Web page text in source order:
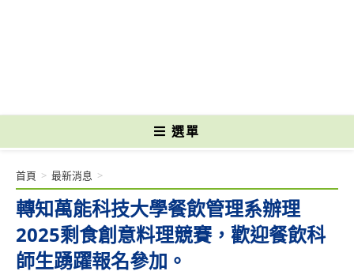
選單
轉知萬能科技大學餐飲管理系辦理
2025剩食創意料理競賽，歡迎餐飲科
師生踴躍報名參加。
首頁 > 最新消息 >